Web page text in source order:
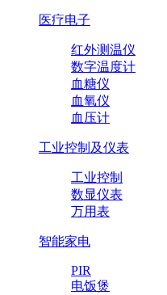
医疗电子
红外测温仪
数字温度计
血糖仪
血氧仪
血压计
工业控制及仪表
工业控制
数显仪表
万用表
智能家电
PIR
电饭煲